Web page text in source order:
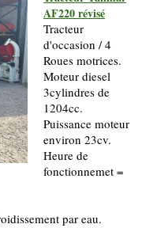
AF220 révisé
Tracteur
d'occasion / 4
Roues motrices.
Moteur diesel
3cylindres de
1204cc.
Puissance moteur
environ 23cv.
Heure de
fonctionnemet =
par eau.